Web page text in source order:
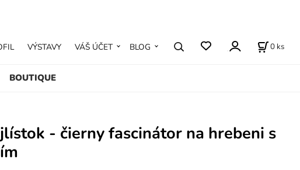
BOUTIQUE
VÝSTAVY VÁŠ ÚČET BLOG 0 ks
- čierny fascinátor na hrebeni s